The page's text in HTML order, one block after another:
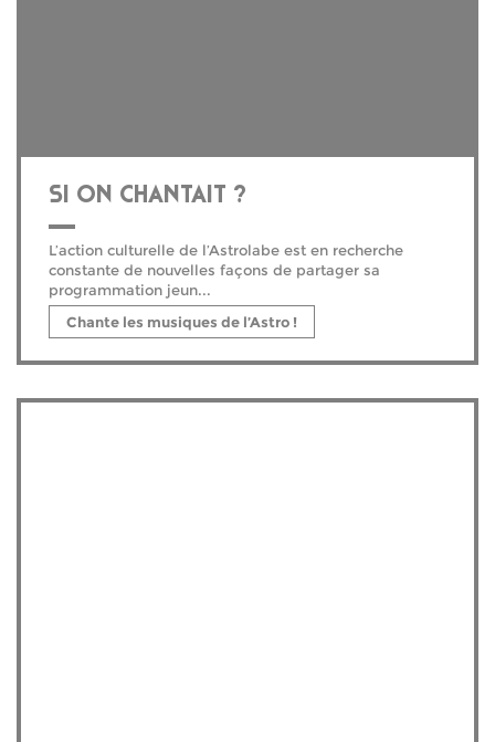
SI ON CHANTAIT ?
L’action culturelle de l’Astrolabe est en recherche
constante de nouvelles façons de partager sa
programmation jeun...
Chante les musiques de l’Astro !